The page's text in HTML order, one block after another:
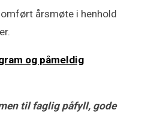
årsmøte i henhold
og påmeldig
til faglig påfyll, gode